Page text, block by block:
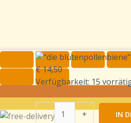
€14,50
Verfügbarkeit: 15
-
"Die
BlütenpollenBiene"
-
Menge
+
IN